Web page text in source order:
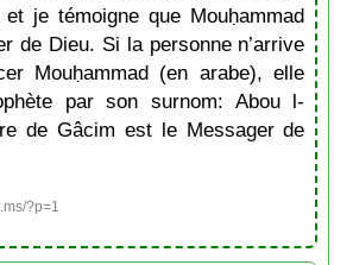
je témoigne que Mouḥammad
de Dieu. Si la personne n’arrive
Mouḥammad (en arabe), elle
par son surnom: Abou l-
de Gâcim est le Messager de
?p=1